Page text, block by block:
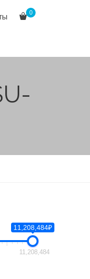
0
11,208,484₽
11,208,484